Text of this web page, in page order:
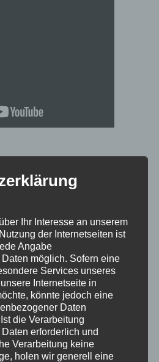
Ihr Interesse an unserem
der Internetseiten ist
Angabe
möglich. Sofern eine
Services unseres
Internetseite in
könnte jedoch eine
Daten
die Verarbeitung
erforderlich und
Verarbeitung keine
holen wir generell eine